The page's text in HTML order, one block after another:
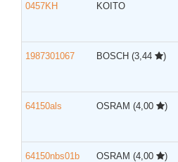
0457KH KOITO
1987301067 BOSCH (3,44 )
64150als OSRAM (4,00 )
64150nbs01b OSRAM (4,00 )